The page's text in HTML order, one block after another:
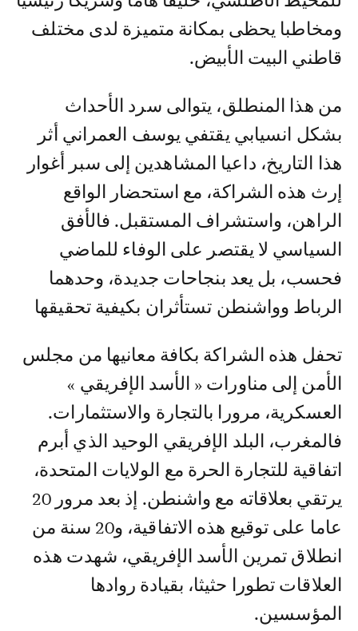
ومخاطبا یحظى بمكانة متمیزة لدى مختلف
قاطني البیت الأبیض.
من ھذا المنطلق، یتوالى سرد الأحداث
بشكل انسیابي یقتفي یوسف العمراني أثر
ھذا التاریخ، داعیا المشاھدین إلى سبر أغوار
إرث ھذه الشراكة، مع استحضار الواقع
الراھن، واستشراف المستقبل. فالأفق
السیاسي لا یقتصر على الوفاء للماضي
فحسب، بل یعد بنجاحات جدیدة، وحدھما
الرباط وواشنطن تستأثران بكیفیة تحقیقھا
تحفل ھذه الشراكة بكافة معانیھا من مجلس
الأمن إلى مناورات « الأسد الإفریقي »
العسكریة، مرورا بالتجارة والاستثمارات.
فالمغرب، البلد الإفریقي الوحید الذي أبرم
اتفاقیة للتجارة الحرة مع الولایات المتحدة،
یرتقي بعلاقاته مع واشنطن. إذ بعد مرور 20
عاما على توقیع ھذه الاتفاقیة، و20 سنة من
انطلاق تمرین الأسد الإفریقي، شھدت ھذه
العلاقات تطورا حثیثا، بقیادة روادھا
المؤسسین.